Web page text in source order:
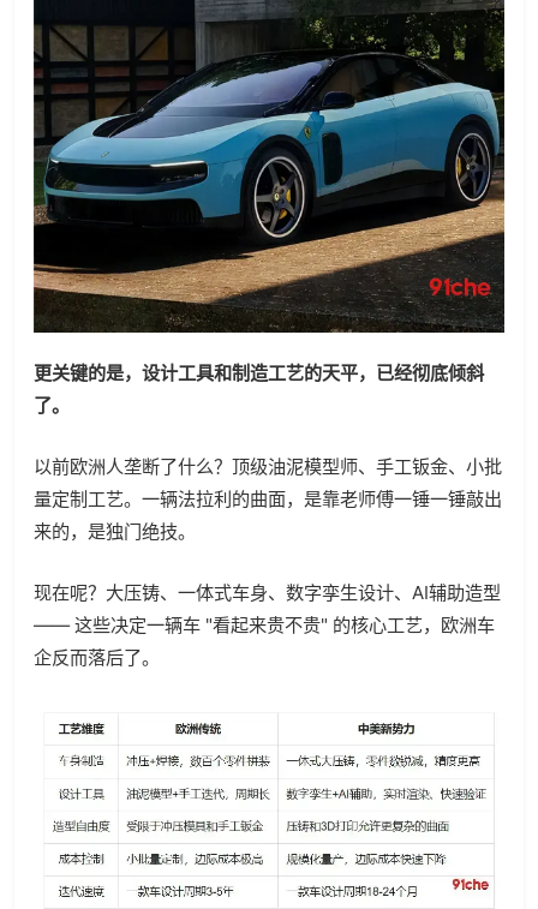
更关键的是，设计工具和制造工艺的天平，已经彻底倾斜
了。
以前欧洲人垄断了什么？顶级油泥模型师、手工钣金、小批
量定制工艺。一辆法拉利的曲面，是靠老师傅一锤一锤敲出
来的，是独门绝技。
现在呢？大压铸、一体式车身、数字孪生设计、AI辅助造型
—— 这些决定一辆车 "看起来贵不贵" 的核心工艺，欧洲车
企反而落后了。